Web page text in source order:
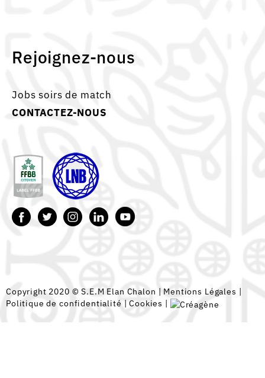
Rejoignez-nous
Jobs soirs de match
CONTACTEZ-NOUS
Copyright 2020 © S.E.M Elan Chalon | Mentions Légales |
Politique de confidentialité |Cookies |